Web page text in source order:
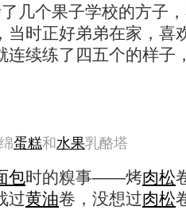
几个果子学校的方子
当时正好弟弟在家，喜
连续练了四五个的样子
蛋糕和水果乳酪塔
包时的糗事——烤肉松
过黄油卷，没想过肉松